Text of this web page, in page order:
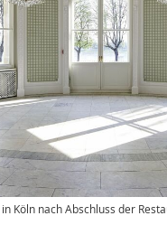
Köln nach Abschluss der